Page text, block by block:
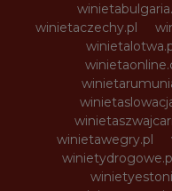
winietaczechy.pl
winietawegry.pl